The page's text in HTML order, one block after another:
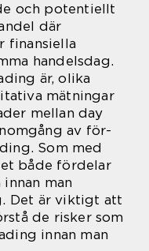
och potentiellt
där
finansiella
handelsdag.
är, olika
mätningar
mellan day
av för-
Som med
både fördelar
man
Det är viktigt att
de risker som
innan man